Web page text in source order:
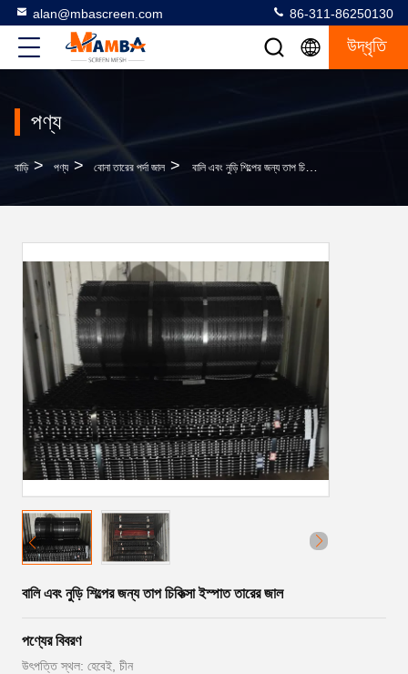
alan@mbascreen.com 86-311-86250130
উদ্ধৃতি
পণ্য
বাড়ি > পণ্য > বোনা তারের পর্দা জাল > বালি এবং নুড়ি শিল্পের জন্য তাপ চিকিত্সা ইস্পাত তারের জাল
বালি এবং নুড়ি শিল্পের জন্য তাপ চিকিত্সা ইস্পাত তারের জাল
পণ্যের বিবরণ
উৎপত্তি স্থল: হেবেই, চীন